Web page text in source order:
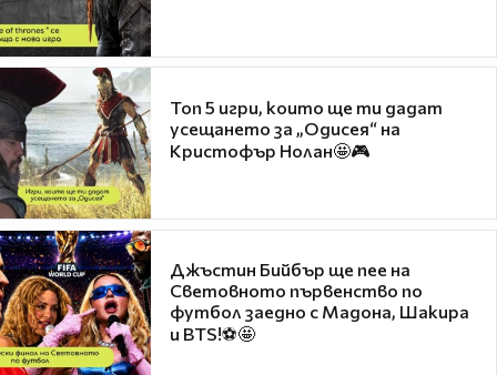
Топ 5 игри, които ще ти дадат
усещането за „Одисея“ на
Кристофър Нолан🤩🎮
Джъстин Бийбър ще пее на
Световното първенство по
футбол заедно с Мадона, Шакира
и BTS!⚽🤩